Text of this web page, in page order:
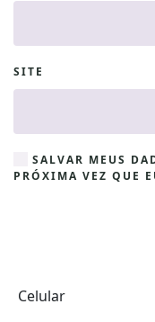
SITE
SALVAR MEUS
PRÓXIMA VEZ QUE
Celular